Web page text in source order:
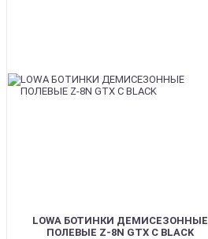
LOWA БОТИНКИ ДЕМИСЕЗОННЫЕ
ПОЛЕВЫЕ Z-8N GTX C BLACK